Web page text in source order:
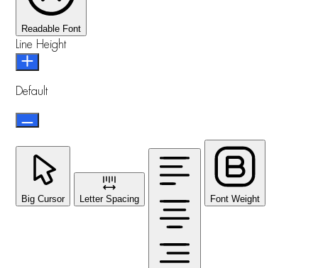
Readable Font
Line Height
Default
Big Cursor Letter Spacing Font Weight